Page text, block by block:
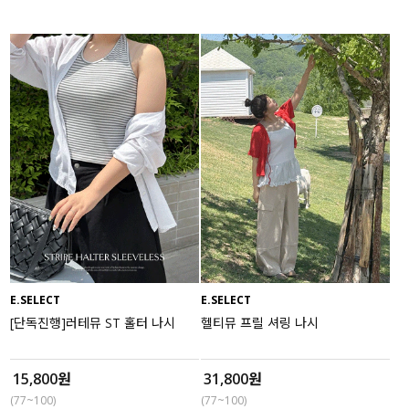
E.SELECT
[단독진행]러테뮤 ST 홀터 나시
15,800원
(77~100)
E.SELECT
헬티뮤 프릴 셔링 나시
31,800원
(77~100)